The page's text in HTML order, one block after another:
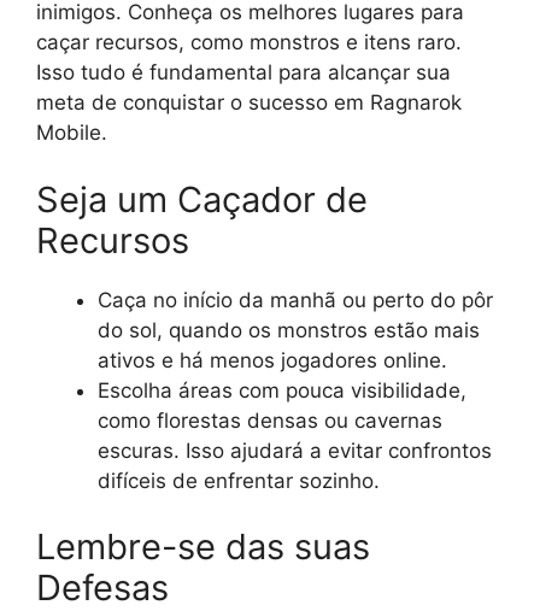
inimigos. Conheça os melhores lugares para
caçar recursos, como monstros e itens raro.
Isso tudo é fundamental para alcançar sua
meta de conquistar o sucesso em Ragnarok
Mobile.
Seja um Caçador de
Recursos
Caça no início da manhã ou perto do pôr
do sol, quando os monstros estão mais
ativos e há menos jogadores online.
Escolha áreas com pouca visibilidade,
como florestas densas ou cavernas
escuras. Isso ajudará a evitar confrontos
difíceis de enfrentar sozinho.
Lembre-se das suas
Defesas